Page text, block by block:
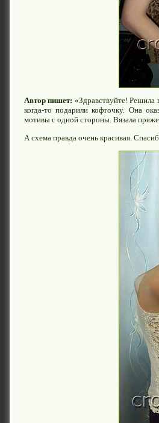
Автор пишет: «Здравствуйте! Решила
когда-то подарили кофточку. Она
мотивы с одной стороны. Вязала
А схема правда очень красивая.